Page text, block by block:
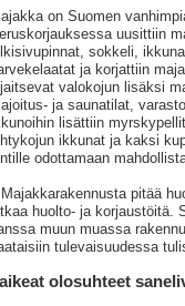
on Suomen
uusittiin
sokkeli,
ja korjattiin
valokojun lisäksi
ja saunatilat,
lisättiin
ikkunat ja kaksi
odottamaan
pitää
huolto- ja korjaustöitä.
muun muassa
tulevaisuudessa
olosuhteet